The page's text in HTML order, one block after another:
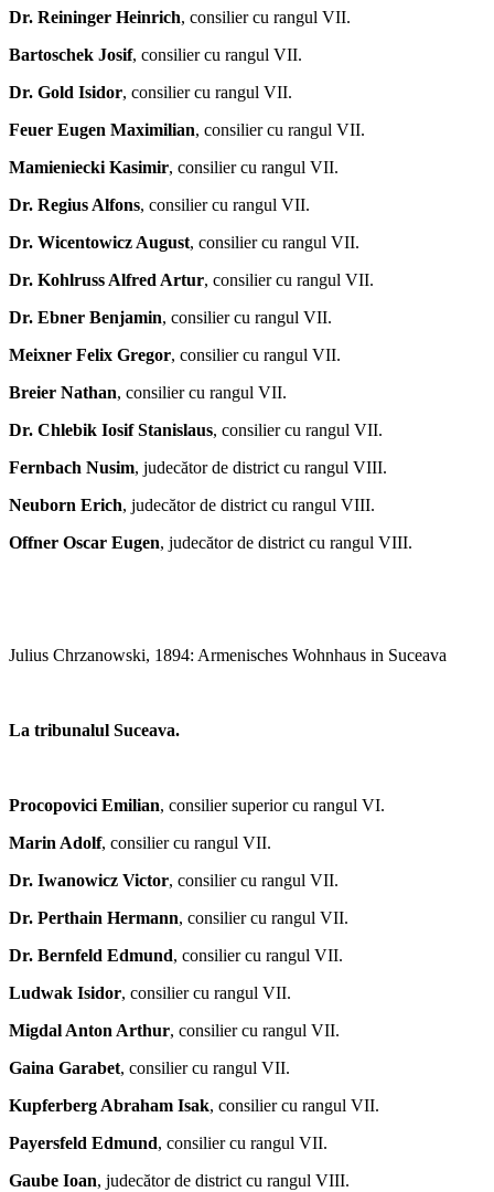
Dr. Reininger Heinrich, consilier cu rangul VII.
Bartoschek Josif, consilier cu rangul VII.
Dr. Gold Isidor, consilier cu rangul VII.
Feuer Eugen Maximilian, consilier cu rangul VII.
Mamieniecki Kasimir, consilier cu rangul VII.
Dr. Regius Alfons, consilier cu rangul VII.
Dr. Wicentowicz August, consilier cu rangul VII.
Dr. Kohlruss Alfred Artur, consilier cu rangul VII.
Dr. Ebner Benjamin, consilier cu rangul VII.
Meixner Felix Gregor, consilier cu rangul VII.
Breier Nathan, consilier cu rangul VII.
Dr. Chlebik Iosif Stanislaus, consilier cu rangul VII.
Fernbach Nusim, judecător de district cu rangul VIII.
Neuborn Erich, judecător de district cu rangul VIII.
Offner Oscar Eugen, judecător de district cu rangul VIII.
Julius Chrzanowski, 1894: Armenisches Wohnhaus in Suceava
La tribunalul Suceava.
Procopovici Emilian, consilier superior cu rangul VI.
Marin Adolf, consilier cu rangul VII.
Dr. Iwanowicz Victor, consilier cu rangul VII.
Dr. Perthain Hermann, consilier cu rangul VII.
Dr. Bernfeld Edmund, consilier cu rangul VII.
Ludwak Isidor, consilier cu rangul VII.
Migdal Anton Arthur, consilier cu rangul VII.
Gaina Garabet, consilier cu rangul VII.
Kupferberg Abraham Isak, consilier cu rangul VII.
Payersfeld Edmund, consilier cu rangul VII.
Gaube Ioan, judecător de district cu rangul VIII.